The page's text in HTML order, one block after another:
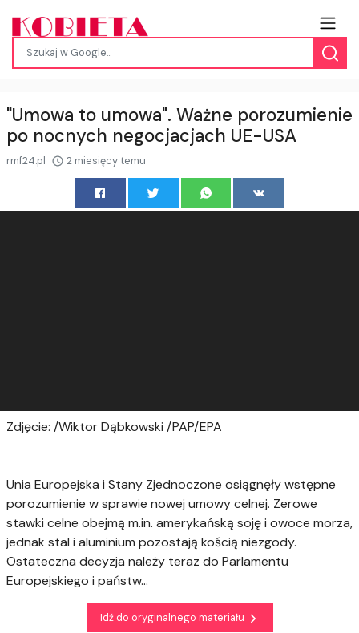
"Umowa to umowa". Ważne porozumienie
po nocnych negocjacjach UE-USA
rmf24.pl 2 miesięcy temu
Zdjęcie: /Wiktor Dąbkowski /PAP/EPA
Unia Europejska i Stany Zjednoczone osiągnęły wstępne
porozumienie w sprawie nowej umowy celnej. Zerowe
stawki celne obejmą m.in. amerykańską soję i owoce morza,
jednak stal i aluminium pozostają kością niezgody.
Ostateczna decyzja należy teraz do Parlamentu
Europejskiego i państw...
Idź do oryginalnego materiału